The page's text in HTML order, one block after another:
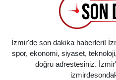
İzmir'de son dakika haberleri!
spor, ekonomi, siyaset,
doğru adrestesiniz.